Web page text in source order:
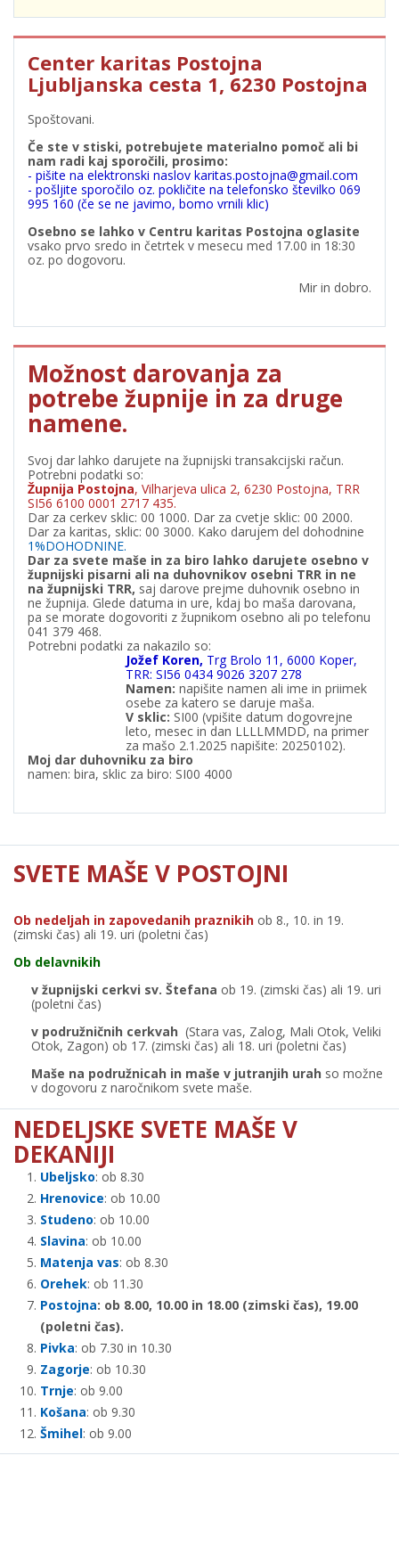
Center karitas Postojna
Ljubljanska cesta 1, 6230 Postojna
Spoštovani.
Če ste v stiski, potrebujete materialno pomoč ali bi
nam radi kaj sporočili, prosimo:
- pišite na elektronski naslov karitas.postojna@gmail.com
- pošljite sporočilo oz. pokličite na telefonsko številko 069
995 160 (če se ne javimo, bomo vrnili klic)
Osebno se lahko v Centru karitas Postojna oglasite
vsako prvo sredo in četrtek v mesecu med 17.00 in 18:30
oz. po dogovoru.
Mir in dobro.
Možnost darovanja za
potrebe župnije in za druge
namene.
Svoj dar lahko darujete na župnijski transakcijski račun.
Potrebni podatki so:
Župnija Postojna, Vilharjeva ulica 2, 6230 Postojna, TRR
SI56 6100 0001 2717 435.
Dar za cerkev sklic: 00 1000. Dar za cvetje sklic: 00 2000.
Dar za karitas, sklic: 00 3000. Kako darujem del dohodnine
1%DOHODNINE.
Dar za svete maše in za biro lahko darujete osebno v
župnijski pisarni ali na duhovnikov osebni TRR in ne
na župnijski TRR, saj darove prejme duhovnik osebno in
ne župnija. Glede datuma in ure, kdaj bo maša darovana,
pa se morate dogovoriti z župnikom osebno ali po telefonu
041 379 468.
Potrebni podatki za nakazilo so:
Jožef Koren, Trg Brolo 11, 6000 Koper,
TRR: SI56 0434 9026 3207 278
Namen: napišite namen ali ime in priimek
osebe za katero se daruje maša.
V sklic: SI00 (vpišite datum dogovrejne
leto, mesec in dan LLLLMMDD, na primer
za mašo 2.1.2025 napišite: 20250102).
Moj dar duhovniku za biro
namen: bira, sklic za biro: SI00 4000
SVETE MAŠE V POSTOJNI
Ob nedeljah in zapovedanih praznikih ob 8., 10. in 19.
(zimski čas) ali 19. uri (poletni čas)
Ob delavnikih
v župnijski cerkvi sv. Štefana ob 19. (zimski čas) ali 19. uri
(poletni čas)
v podružničnih cerkvah (Stara vas, Zalog, Mali Otok, Veliki
Otok, Zagon) ob 17. (zimski čas) ali 18. uri (poletni čas)
Maše na podružnicah in maše v jutranjih urah so možne
v dogovoru z naročnikom svete maše.
NEDELJSKE SVETE MAŠE V
DEKANIJI
Ubeljsko: ob 8.30
Hrenovice: ob 10.00
Studeno: ob 10.00
Slavina: ob 10.00
Matenja vas: ob 8.30
Orehek: ob 11.30
Postojna: ob 8.00, 10.00 in 18.00 (zimski čas), 19.00
(poletni čas).
Pivka: ob 7.30 in 10.30
Zagorje: ob 10.30
Trnje: ob 9.00
Košana: ob 9.30
Šmihel: ob 9.00